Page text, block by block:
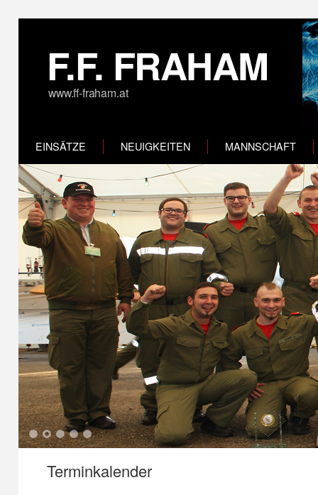
F.F. FRAHAM
www.ff-fraham.at
EINSÄTZE NEUIGKEITEN MANNSCHAFT
1 2 3 4 5
Terminkalender